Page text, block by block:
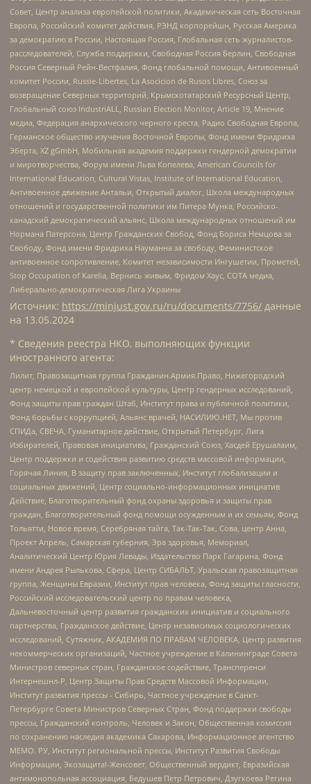
Совет, Центр анализа европейской политики, Академическая сеть Восточная
Европа, Российский комитет действия, РЭНД корпорейшн, Русская Америка
за демократию в России, Настоящая Россия, Глобальная сеть журналистов-
расследователей, Служба поддержки, Свободная Россия Берлин, Свободная
Россия Северный Рейн-Вестфалия, Фонд глобальной помощи, Антивоенный
комитет России, Russie-Libertes, La Asocicion de Rusos Libres, Союз за
возвращение Северных территорий, Крымскотатарский Ресурсный Центр,
Глобальный союз IndustriALL, Russian Election Monitor, Article 19, Мнение
медиа, Федерация анархического черного креста, Радио Свободная Европа,
Германское общество изучения Восточной Европы, Фонд имени Фридриха
Эберта, XZ gGmbH, Мобильная академия поддержки гендерной демократии
и миротворчества, Форум имени Льва Копелева, American Councils for
International Education, Cultural Vistas, Institute of International Education,
Антивоенное движение Антальи, Открытый диалог, Школа международных
отношений и государственной политики им Питера Мунка, Российско-
канадский демократический альянс, Школа международных отношений им
Нормана Патерсона, Центр Гражданских Свобод, Фонд Бориса Немцова за
Свободу, Фонд имени Фридриха Науманна за свободу, Феминистское
антивоенное сопротивление, Комитет независимости Ингушетии, Прометей,
Stop Occupation of Karelia, Вернись живым, Фридом Хаус, СОТА медиа,
Либерально-демократическая Лига Украины
Источник: https://minjust.gov.ru/ru/documents/7756/ данные
на 13.05.2024
* Сведения реестра НКО, выполняющих функции
иностранного агента:
Лилит, Правозащитная группа Гражданин.Армия.Право, Нижегородский
центр немецкой и европейской культуры, Центр гендерных исследований,
Фонд защиты прав граждан Штаб, Институт права и публичной политики,
Фонд борьбы с коррупцией, Альянс врачей, НАСИЛИЮ.НЕТ, Мы против
СПИДа, СВЕЧА, Гуманитарное действие, Открытый Петербург, Лига
Избирателей, Правовая инициатива, Гражданский Союз, Хасдей Ерушалаим,
Центр поддержки и содействия развитию средств массовой информации,
Горячая Линия, В защиту прав заключенных, Институт глобализации и
социальных движений, Центр социально-информационных инициатив
Действие, Благотворительный фонд охраны здоровья и защиты прав
граждан, Благотворительный фонд помощи осужденным и их семьям, Фонд
Тольятти, Новое время, Серебряная тайга, Так-Так-Так, Сова, центр Анна,
Проект Апрель, Самарская губерния, Эра здоровья, Мемориал,
Аналитический Центр Юрия Левады, Издательство Парк Гагарина, Фонд
имени Андрея Рылькова, Сфера, Центр СИБАЛЬТ, Уральская правозащитная
группа, Женщины Евразии, Институт прав человека, Фонд защиты гласности,
Российский исследовательский центр по правам человека,
Дальневосточный центр развития гражданских инициатив и социального
партнерства, Гражданское действие, Центр независимых социологических
исследований, Сутяжник, АКАДЕМИЯ ПО ПРАВАМ ЧЕЛОВЕКА, Центр развития
некоммерческих организаций, Частное учреждение в Калининграде Совета
Министров северных стран, Гражданское содействие, Трансперенси
Интернешнл-Р, Центр Защиты Прав Средств Массовой Информации,
Институт развития прессы - Сибирь, Частное учреждение в Санкт-
Петербурге Совета Министров Северных Стран, Фонд поддержки свободы
прессы, Гражданский контроль, Человек и Закон, Общественная комиссия
по сохранению наследия академика Сахарова, Информационное агентство
МЕМО. РУ, Институт региональной прессы, Институт Развития Свободы
Информации, Экозащита!-Женсовет, Общественный вердикт, Евразийская
антимонопольная ассоциация, Бедушев Петр Петрович, Дзугкоева Регина